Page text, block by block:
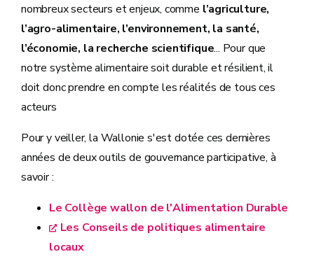
nombreux secteurs et enjeux, comme l’agriculture,
l’agro-alimentaire, l’environnement, la santé,
l’économie, la recherche scientifique... Pour que
notre système alimentaire soit durable et résilient, il
doit donc prendre en compte les réalités de tous ces
acteurs
Pour y veiller, la Wallonie s'est dotée ces dernières
années de deux outils de gouvernance participative, à
savoir :
Le Collège wallon de l'Alimentation Durable
Les Conseils de politiques alimentaire
locaux